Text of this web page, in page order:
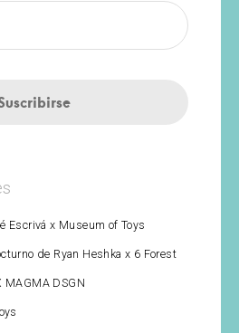
Escrivá x Museum of Toys
de Ryan Heshka x 6 Forest
MAGMA DSGN